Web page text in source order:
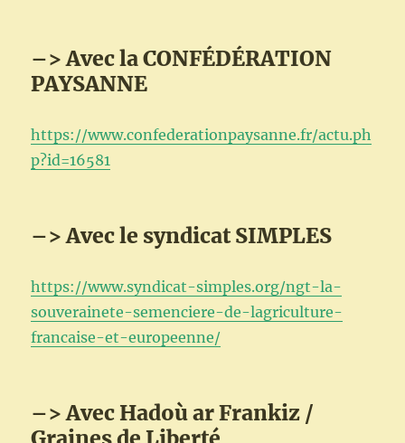
–> Avec la CONFÉDÉRATION
PAYSANNE
https://www.confederationpaysanne.fr/actu.ph
p?id=16581
–> Avec le syndicat SIMPLES
https://www.syndicat-simples.org/ngt-la-
souverainete-semenciere-de-lagriculture-
francaise-et-europeenne/
–> Avec Hadoù ar Frankiz /